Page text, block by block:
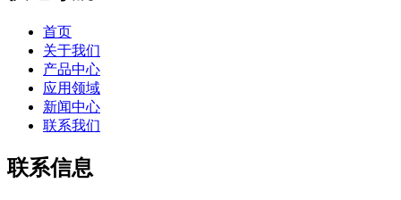
首页
关于我们
产品中心
应用领域
新闻中心
联系我们
联系信息